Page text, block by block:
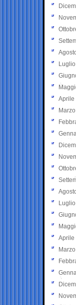
Aprile
Aprile